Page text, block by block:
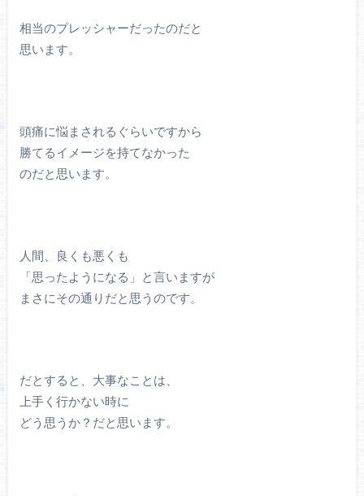
相当のプレッシャーだったのだと
思います。
頭痛に悩まされるぐらいですから
勝てるイメージを持てなかった
のだと思います。
人間、良くも悪くも
「思ったようになる」と言いますが
まさにその通りだと思うのです。
だとすると、大事なことは、
上手く行かない時に
どう思うか？だと思います。